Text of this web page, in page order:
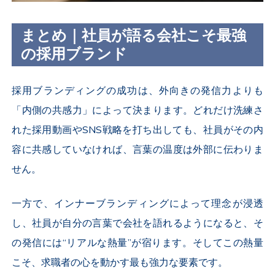
まとめ｜社員が語る会社こそ最強
の採用ブランド
採用ブランディングの成功は、外向きの発信力よりも
「内側の共感力」によって決まります。どれだけ洗練さ
れた採用動画やSNS戦略を打ち出しても、社員がその内
容に共感していなければ、言葉の温度は外部に伝わりま
せん。
一方で、インナーブランディングによって理念が浸透
し、社員が自分の言葉で会社を語れるようになると、そ
の発信には“リアルな熱量”が宿ります。そしてこの熱量
こそ、求職者の心を動かす最も強力な要素です。